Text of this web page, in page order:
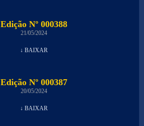
Edição Nº 000388
21/05/2024
↓ BAIXAR
Edição Nº 000387
20/05/2024
↓ BAIXAR